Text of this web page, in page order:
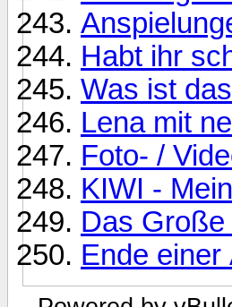
Habt ihr
Was ist
Lena mit
Foto- /
KIWI -
Das
Ende einer